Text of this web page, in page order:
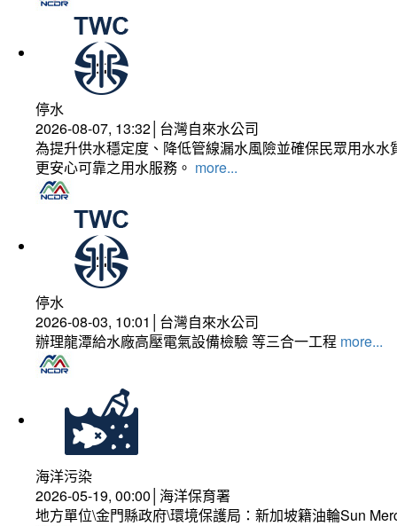
停水
2026-08-07, 13:32│台灣自來水公司
為提升供水穩定度、降低管線漏水風險並確保民眾用水
更安心可靠之用水服務。 more...
停水
2026-08-03, 10:01│台灣自來水公司
辦理龍潭給水廠高壓電氣設備檢驗 等三合一工程 more...
海洋污染
2026-05-19, 00:00│海洋保育署
地方單位\金門縣政府\環境保護局：新加坡籍油輪Sun